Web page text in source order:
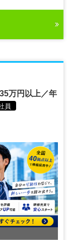
万円以上／年
員